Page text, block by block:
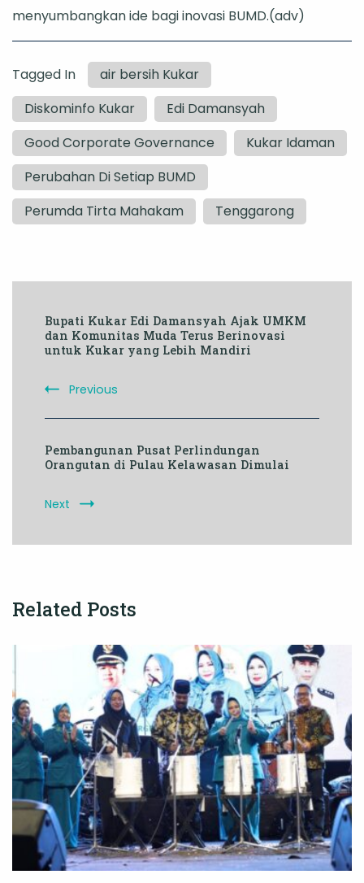
menyumbangkan ide bagi inovasi BUMD.(adv)
Tagged In
air bersih Kukar
Diskominfo Kukar
Edi Damansyah
Good Corporate Governance
Kukar Idaman
Perubahan Di Setiap BUMD
Perumda Tirta Mahakam
Tenggarong
Navigation
Bupati Kukar Edi Damansyah Ajak UMKM
dan Komunitas Muda Terus Berinovasi
untuk Kukar yang Lebih Mandiri
Previous
Pembangunan Pusat Perlindungan
Orangutan di Pulau Kelawasan Dimulai
Next
Related Posts